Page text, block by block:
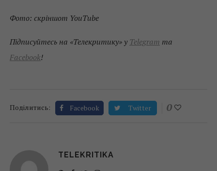
Фото: cкріншот YouTube
Підписуйтесь на «Телекритику» у Telegram та
Facebook!
Поділитись: Facebook Twitter 0
TELEKRITIKA